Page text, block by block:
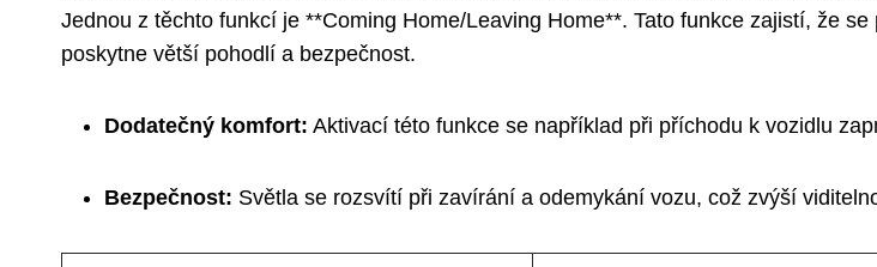
Jednou z těchto funkcí je **Coming Home/Leaving Home**. Tato funkce zajistí, že
poskytne větší pohodlí a bezpečnost.
Dodatečný komfort: Aktivací této funkce se například při příchodu k vozidlu
Bezpečnost: Světla se rozsvítí při zavírání a odemykání vozu, což zvýší